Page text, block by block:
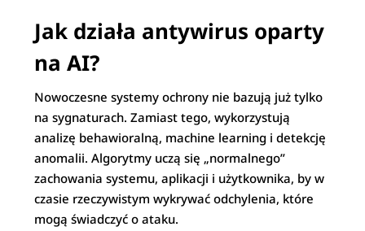
Jak działa antywirus oparty
na AI?
Nowoczesne systemy ochrony nie bazują już tylko
na sygnaturach. Zamiast tego, wykorzystują
analizę behawioralną, machine learning i detekcję
anomalii. Algorytmy uczą się „normalnego”
zachowania systemu, aplikacji i użytkownika, by w
czasie rzeczywistym wykrywać odchylenia, które
mogą świadczyć o ataku.